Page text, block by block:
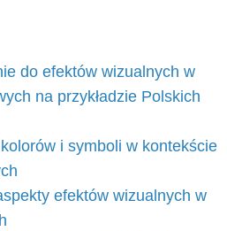
do efektów wizualnych w
na przykładzie Polskich
i symboli w kontekście
efektów wizualnych w